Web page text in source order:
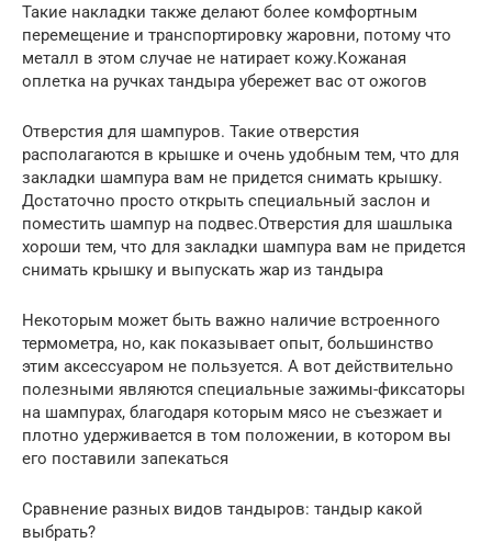
Такие накладки также делают более комфортным
перемещение и транспортировку жаровни, потому что
металл в этом случае не натирает кожу.Кожаная
оплетка на ручках тандыра убережет вас от ожогов
Отверстия для шампуров. Такие отверстия
располагаются в крышке и очень удобным тем, что для
закладки шампура вам не придется снимать крышку.
Достаточно просто открыть специальный заслон и
поместить шампур на подвес.Отверстия для шашлыка
хороши тем, что для закладки шампура вам не придется
снимать крышку и выпускать жар из тандыра
Некоторым может быть важно наличие встроенного
термометра, но, как показывает опыт, большинство
этим аксессуаром не пользуется. А вот действительно
полезными являются специальные зажимы-фиксаторы
на шампурах, благодаря которым мясо не съезжает и
плотно удерживается в том положении, в котором вы
его поставили запекаться
Сравнение разных видов тандыров: тандыр какой
выбрать?